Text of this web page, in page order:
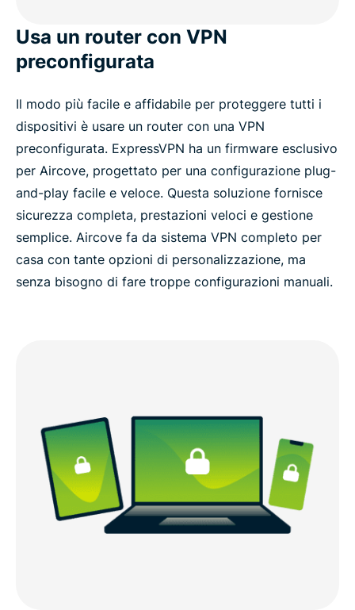
Usa un router con VPN
preconfigurata
Il modo più facile e affidabile per proteggere tutti i
dispositivi è usare un router con una VPN
preconfigurata. ExpressVPN ha un firmware esclusivo
per Aircove, progettato per una configurazione plug-
and-play facile e veloce. Questa soluzione fornisce
sicurezza completa, prestazioni veloci e gestione
semplice. Aircove fa da sistema VPN completo per
casa con tante opzioni di personalizzazione, ma
senza bisogno di fare troppe configurazioni manuali.